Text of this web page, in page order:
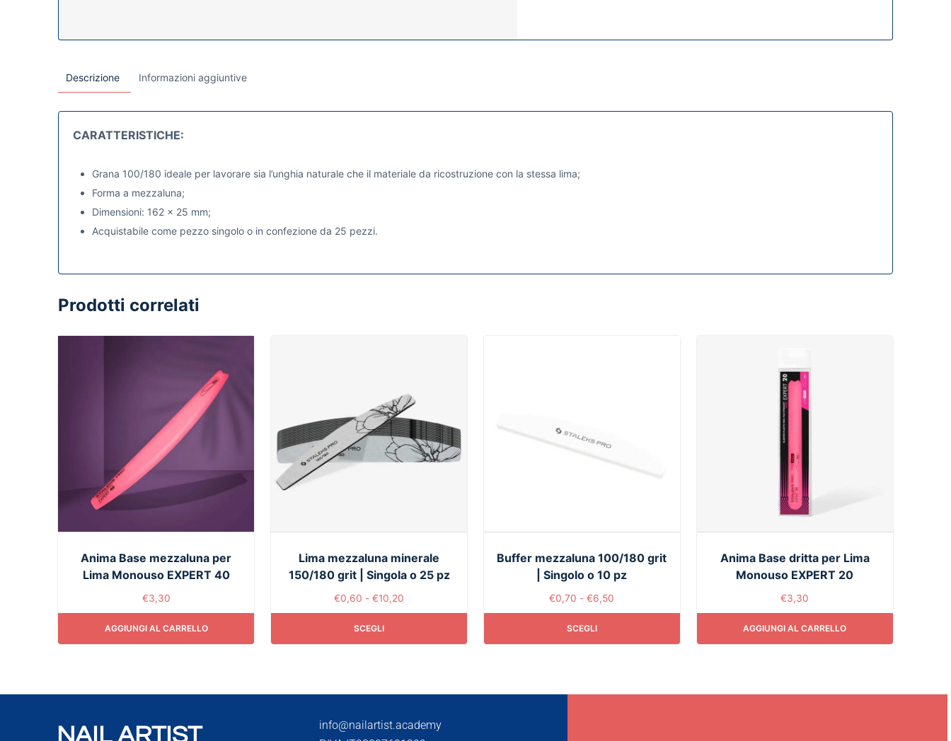
Descrizione Informazioni aggiuntive
CARATTERISTICHE:
Grana 100/180 ideale per lavorare sia l’unghia naturale che il materiale da ricostruzione con la stessa lima;
Forma a mezzaluna;
Dimensioni: 162 x 25 mm;
Acquistabile come pezzo singolo o in confezione da 25 pezzi.
Prodotti correlati
Anima Base mezzaluna per
Lima Monouso EXPERT 40
€3,30
AGGIUNGI AL CARRELLO
Lima mezzaluna minerale
150/180 grit | Singola o 25 pz
€0,60 - €10,20
SCEGLI
Buffer mezzaluna 100/180 grit
| Singolo o 10 pz
€0,70 - €6,50
SCEGLI
Anima Base dritta per Lima
Monouso EXPERT 20
€3,30
AGGIUNGI AL CARRELLO
NAIL ARTIST
info@nailartist.academy